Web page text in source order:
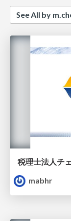
See All by
税理士法人チ
mabhr